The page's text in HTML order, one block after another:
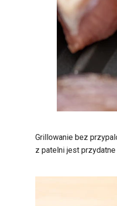
Grillowanie bez
z patelni jest